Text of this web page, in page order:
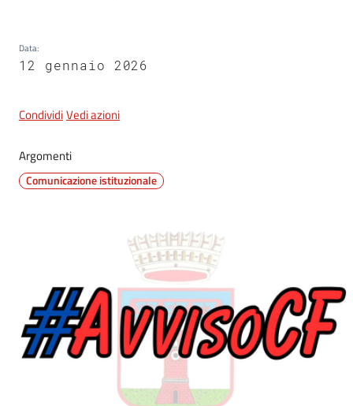
5x1000
Servizi
line
Tutti
Data:
12 gennaio 2026
CondividiVedi azioni
Argomenti
Comunicazione istituzionale